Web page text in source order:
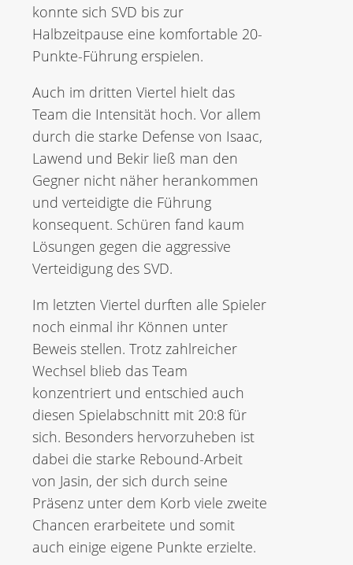
konnte sich SVD bis zur
Halbzeitpause eine komfortable 20-
Punkte-Führung erspielen.
Auch im dritten Viertel hielt das
Team die Intensität hoch. Vor allem
durch die starke Defense von Isaac,
Lawend und Bekir ließ man den
Gegner nicht näher herankommen
und verteidigte die Führung
konsequent. Schüren fand kaum
Lösungen gegen die aggressive
Verteidigung des SVD.
Im letzten Viertel durften alle Spieler
noch einmal ihr Können unter
Beweis stellen. Trotz zahlreicher
Wechsel blieb das Team
konzentriert und entschied auch
diesen Spielabschnitt mit 20:8 für
sich. Besonders hervorzuheben ist
dabei die starke Rebound-Arbeit
von Jasin, der sich durch seine
Präsenz unter dem Korb viele zweite
Chancen erarbeitete und somit
auch einige eigene Punkte erzielte.